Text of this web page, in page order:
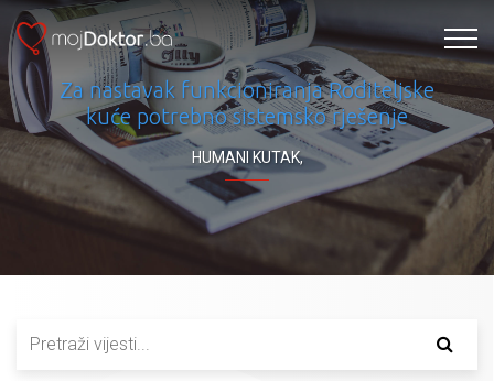
Za nastavak funkcioniranja Roditeljske
kuće potrebno sistemsko rješenje
HUMANI KUTAK,